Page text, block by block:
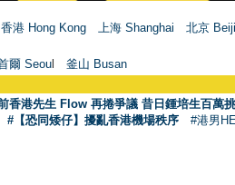
香港 Hong Kong 上海 Shanghai
北京
爾 Seoul 釜山 Busan
香港先生 Flow 再捲爭議 昔日鍾培生百萬
#【恐同矮仔】擾亂香港機場秩序 #港男